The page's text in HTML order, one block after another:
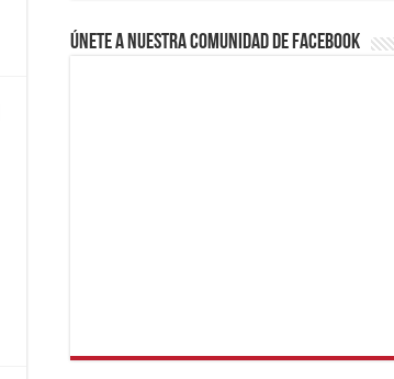
Únete a nuestra comunidad de Facebook